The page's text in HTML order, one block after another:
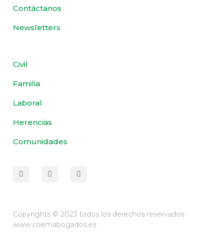
Contáctanos
Newsletters
Civil
Familia
Laboral
Herencias
Comunidades
Copyrights © 2023 todos los derechos reservados
www.coemabogados.es